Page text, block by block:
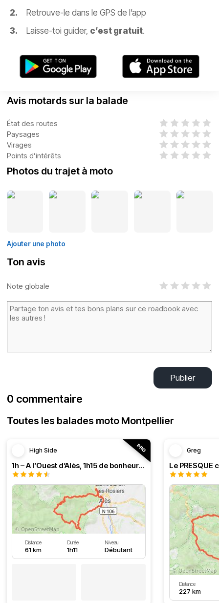
Retrouve-le dans le GPS de l’app
Laisse-toi guider, c’est gratuit.
Avis motards sur la balade
État des routes
Paysages
Virages
Points d’intérêts
Photos du trajet à moto
Ajouter une photo
Ton avis
Note globale
Publier
0 commentaire
Toutes les balades moto Montpellier
High Side
1h – A l’Ouest d’Alès, 1h15 de bonheur (HSRF23)
Distance
61 km
Durée
1h11
Niveau
Débutant
Greg
Distance
227 km